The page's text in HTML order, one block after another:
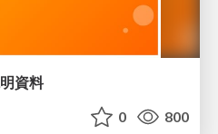
資料
0 800